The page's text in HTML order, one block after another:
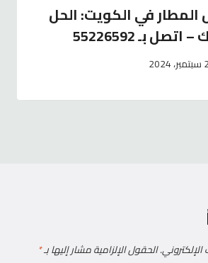
في الكويت: الحل
بـ 55226592
الحقول الإلزامية مشار إليها بـ*